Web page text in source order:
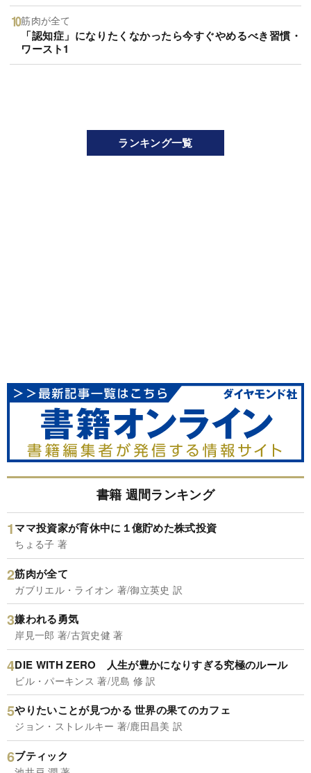
筋肉が全て
「認知症」になりたくなかったら今すぐやめるべき習慣・
ワースト1
ランキング一覧
書籍 週間ランキング
ママ投資家が育休中に１億貯めた株式投資
ちょる子 著
筋肉が全て
ガブリエル・ライオン 著/御立英史 訳
嫌われる勇気
岸見一郎 著/古賀史健 著
DIE WITH ZERO 人生が豊かになりすぎる究極のルール
ビル・パーキンス 著/児島 修 訳
やりたいことが見つかる 世界の果てのカフェ
ジョン・ストレルキー 著/鹿田昌美 訳
ブティック